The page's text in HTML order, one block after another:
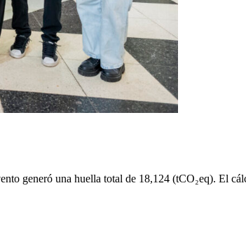
generó una huella total de 18,124 (tCO₂eq). El